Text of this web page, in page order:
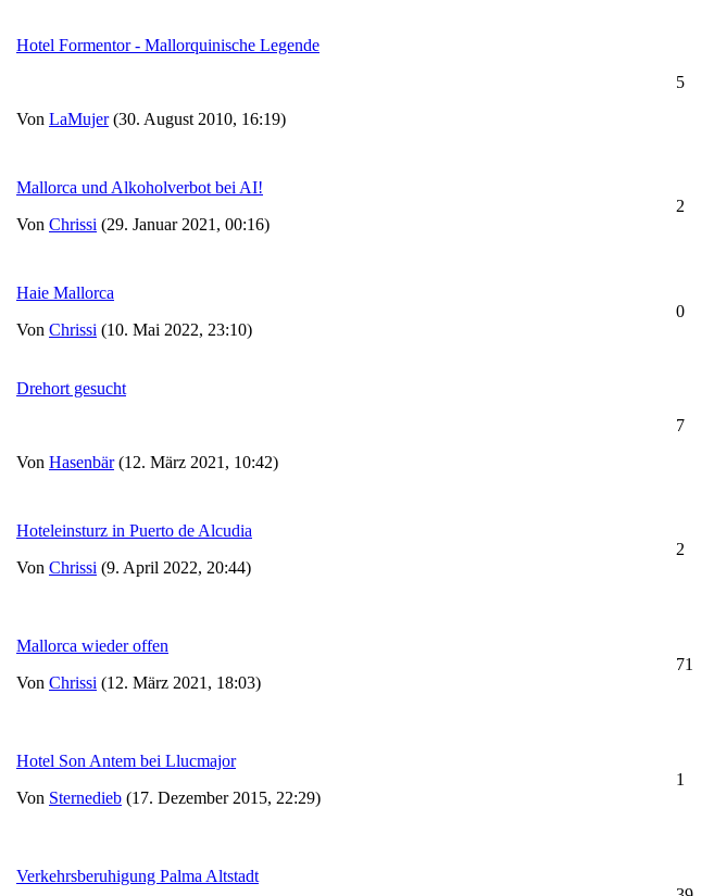
Hotel Formentor - Mallorquinische Legende
Von LaMujer(30. August 2010, 16:19)
5
Mallorca und Alkoholverbot bei AI!
Von Chrissi (29. Januar 2021, 00:16)
2
Haie Mallorca
Von Chrissi (10. Mai 2022, 23:10)
0
Drehort gesucht
Von Hasenbär(12. März 2021, 10:42)
7
Hoteleinsturz in Puerto de Alcudia
Von Chrissi (9. April 2022, 20:44)
2
Mallorca wieder offen
Von Chrissi (12. März 2021, 18:03)
71
Hotel Son Antem bei Llucmajor
Von Sternedieb (17. Dezember 2015, 22:29)
1
Verkehrsberuhigung Palma Altstadt